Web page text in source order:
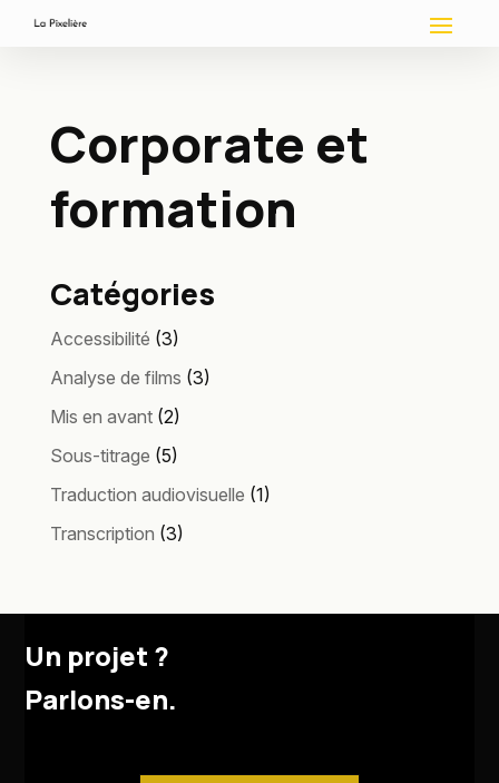
Corporate et
formation
Catégories
Accessibilité (3)
Analyse de films (3)
Mis en avant(2)
Sous-titrage (5)
Traduction audiovisuelle (1)
Transcription (3)
Un projet ?
Parlons-en.